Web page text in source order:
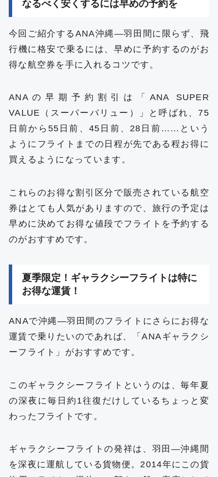
なるべく安くするには早めの予約を
今回ご紹介するANA沖縄―羽田間に限らず、飛
行機に格安で乗るには、早めに予約するのがお
得な航空券を手に入れるコツです。
ANAの早期予約割引は「ANA SUPER
VALUE（スーパーバリュー）」と呼ばれ、75
日前から55日前、45日前、28日前……という
ようにフライトまでの日程が先である程お得に
買えるようになっています。
これらのお得な割引区分で販売されている航空
券はとても人気がありますので、旅行の予定は
早めに決めてお得な値段でフライトを予約する
のがおすすめです。
夏季限定！ギャラクシーフライトは特に
お得な運賃！
ANAで沖縄―羽田間のフライトにさらにお得な
運賃で乗りたいのであれば、「ANAギャラクシ
ーフライト」がおすすめです。
このギャラクシーフライトというのは、毎年夏
の深夜に毎日約1往復だけしているちょっと変
わったフライトです。
ギャラクシーフライトの発祥は、羽田―沖縄間
を深夜に運航している貨物便。2014年にこの貨